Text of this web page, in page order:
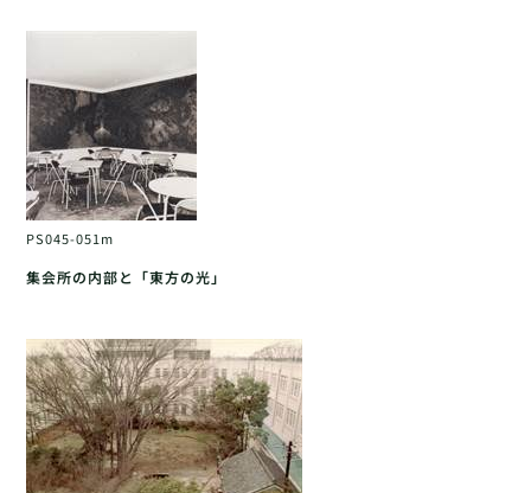
PS045-051m
集会所の内部と「東方の光」